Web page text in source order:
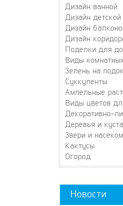
Дизайн ванной
Дизайн
Дизайн
Дизайн
Поделки для
Виды
Зелень на
Суккуленты
Ампельные
Виды цветов
Декоративно-
Деревья и
Звери и
Кактусы
Огород
Новости